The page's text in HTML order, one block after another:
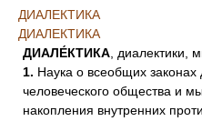
ДИАЛЕКТИКА
ДИАЛЕКТИКА
ДИАЛЕ́КТИКА , диалектики,
1. Наука о всеобщих
человеческого общества и
накопления внутренних